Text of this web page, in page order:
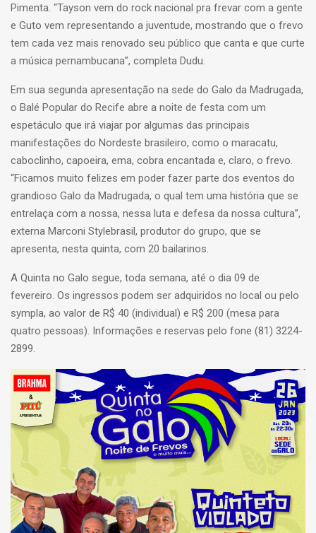
Pimenta. “Tayson vem do rock nacional pra frevar com a gente
e Guto vem representando a juventude, mostrando que o frevo
tem cada vez mais renovado seu público que canta e que curte
a música pernambucana”, completa Dudu.
Em sua segunda apresentação na sede do Galo da Madrugada,
o Balé Popular do Recife abre a noite de festa com um
espetáculo que irá viajar por algumas das principais
manifestações do Nordeste brasileiro, como o maracatu,
caboclinho, capoeira, ema, cobra encantada e, claro, o frevo.
“Ficamos muito felizes em poder fazer parte dos eventos do
grandioso Galo da Madrugada, o qual tem uma história que se
entrelaça com a nossa, nessa luta e defesa da nossa cultura”,
externa Marconi Stylebrasil, produtor do grupo, que se
apresenta, nesta quinta, com 20 bailarinos.
A Quinta no Galo segue, toda semana, até o dia 09 de
fevereiro. Os ingressos podem ser adquiridos no local ou pelo
sympla, ao valor de R$ 40 (individual) e R$ 200 (mesa para
quatro pessoas). Informações e reservas pelo fone (81) 3224-
2899.